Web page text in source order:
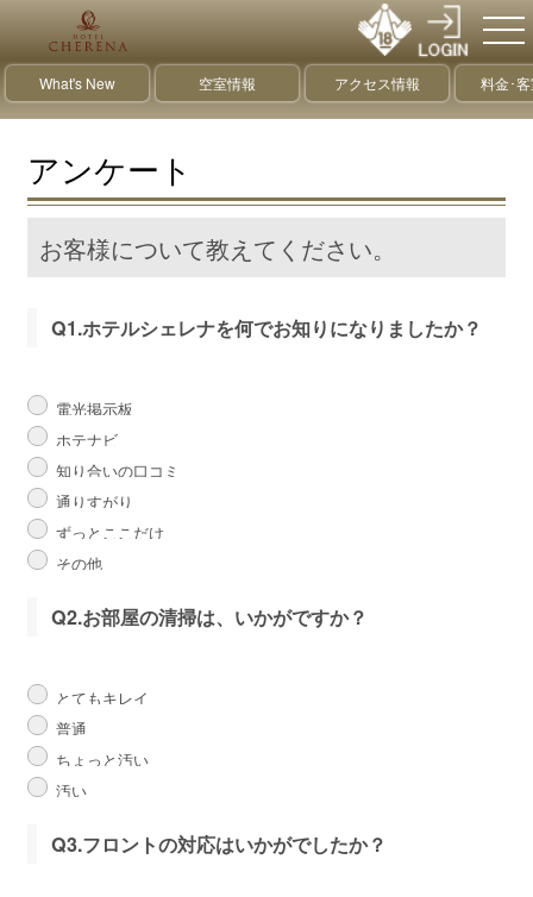
What's New 空室情報 アクセス情報 料金･
アンケート
お客様について教えてください。
Q1.ホテルシェレナを何でお知りになりましたか？
電光掲示板
ホテナビ
知り合いの口コミ
通りすがり
ずっとここだけ
その他
Q2.お部屋の清掃は、いかがですか？
とてもキレイ
普通
ちょっと汚い
汚い
Q3.フロントの対応はいかがでしたか？